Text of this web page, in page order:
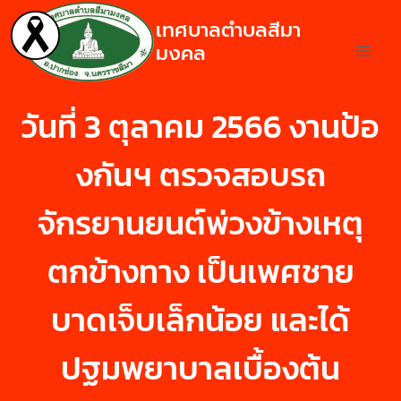
เทศบาลตำบลสีมา
มงคล
วันที่ 3 ตุลาคม 2566 งานป้อ
งกันฯ ตรวจสอบรถ
จักรยานยนต์พ่วงข้างเหตุ
ตกข้างทาง เป็นเพศชาย
บาดเจ็บเล็กน้อย และได้
ปฐมพยาบาลเบื้องต้น